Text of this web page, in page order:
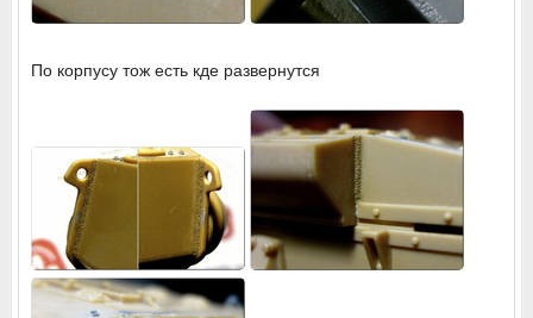
По корпусу тож есть кде развернутся